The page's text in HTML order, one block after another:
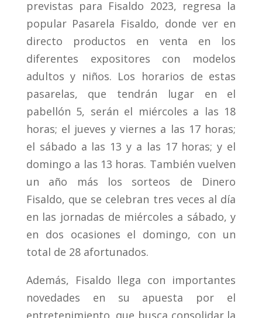
previstas para Fisaldo 2023, regresa la
popular Pasarela Fisaldo, donde ver en
directo productos en venta en los
diferentes expositores con modelos
adultos y niños. Los horarios de estas
pasarelas, que tendrán lugar en el
pabellón 5, serán el miércoles a las 18
horas; el jueves y viernes a las 17 horas;
el sábado a las 13 y a las 17 horas; y el
domingo a las 13 horas. También vuelven
un año más los sorteos de Dinero
Fisaldo, que se celebran tres veces al día
en las jornadas de miércoles a sábado, y
en dos ocasiones el domingo, con un
total de 28 afortunados.
Además, Fisaldo llega con importantes
novedades en su apuesta por el
entretenimiento, que busca consolidar la